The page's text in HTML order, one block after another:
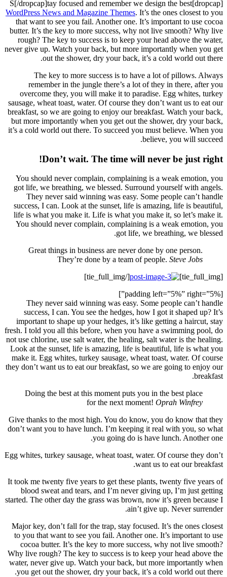
that
butter.
never
but
it’s a
You
got
life is
You
fresh. I
not use
Look
make
they
Give
don’t
Egg
It took
started.
Major
to
Why
water,
you